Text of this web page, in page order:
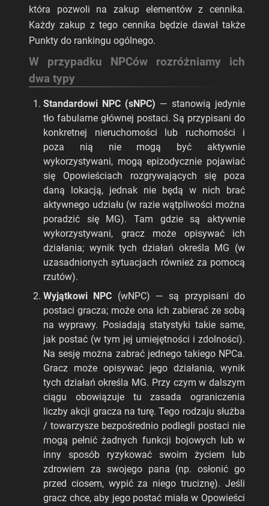
która pozwoli na zakup elementów z cennika.
Każdy zakup z tego cennika będzie dawał także
Punkty do rankingu ogólnego.
W przypadku NPCów rozróżniamy ich
dwa typy
Standardowi NPC (sNPC) — stanowią jedynie
tło fabularne głównej postaci. Są przypisani do
konkretnej nieruchomości lub ruchomości i
poza nią nie mogą być aktywnie
wykorzystywani, mogą epizodycznie pojawiać
się Opowieściach rozgrywających się poza
daną lokacją, jednak nie będą w nich brać
aktywnego udziału (w razie wątpliwości można
poradzić się MG). Tam gdzie są aktywnie
wykorzystywani, gracz może opisywać ich
działania; wynik tych działań określa MG (w
uzasadnionych sytuacjach również za pomocą
rzutów).
Wyjątkowi NPC (wNPC) — są przypisani do
postaci gracza; może ona ich zabierać ze sobą
na wyprawy. Posiadają statystyki takie same,
jak postać (w tym jej umiejętności i zdolności).
Na sesję można zabrać jednego takiego NPCa.
Gracz może opisywać jego działania, wynik
tych działań określa MG. Przy czym w dalszym
ciągu obowiązuje tu zasada ograniczenia
liczby akcji gracza na turę. Tego rodzaju służba
/ towarzysze bezpośrednio podlegli postaci nie
mogą pełnić żadnych funkcji bojowych lub w
inny sposób ryzykować swoim życiem lub
zdrowiem za swojego pana (np. osłonić go
przed ciosem, wypić za niego truciznę). Jeśli
gracz chce, aby jego postać miała w Opowieści